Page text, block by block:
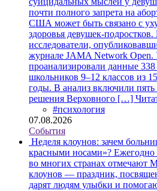
почти полного запрета на
США может быть связано с
здоровья девушек-
исследователи,
журнале JAMA Network Open.
проанализировали данные
школьников 9–12 классов из
годы. В анализ включили пять
решения Верховного […]
#психология
07.08.2026
События
Неделя клоунов: зачем
красными носами»? Ежегодно
во многих странах отмечают
клоунов — праздник,
дарят людям улыбки и